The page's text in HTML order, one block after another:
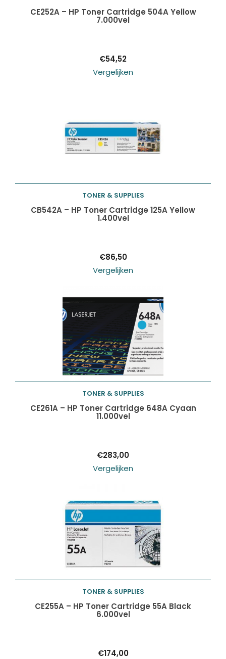
Toevoegen aan
CE252A – HP Toner Cartridge 504A Yellow
7.000vel
€54,52
Vergelijken
Toevoegen aan
TONER & SUPPLIES
CB542A – HP Toner Cartridge 125A Yellow
1.400vel
€86,50
Vergelijken
Toevoegen aan
TONER & SUPPLIES
CE261A – HP Toner Cartridge 648A Cyaan
11.000vel
€283,00
Vergelijken
Toevoegen aan
TONER & SUPPLIES
CE255A – HP Toner Cartridge 55A Black
6.000vel
€174,00